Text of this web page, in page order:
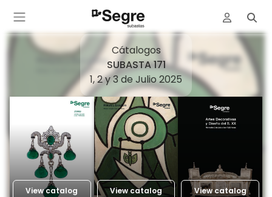
Cátalogos
SUBASTA 171
1, 2 y 3 de Julio 2025
View catalog View catalog View catalog